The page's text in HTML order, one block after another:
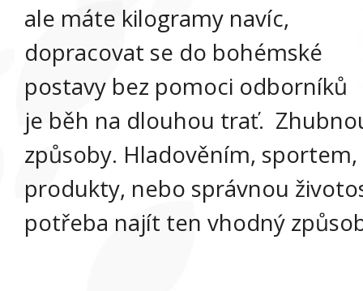
ale máte kilogramy navíc,
dopracovat se do bohémské
postavy bez pomoci odborníků
je běh na dlouhou trať.
způsoby. Hladověním,
produkty, nebo správnou
potřeba najít ten vhodný